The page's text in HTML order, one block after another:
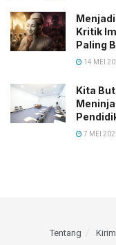
Kritik
Paling
14 MEI
Kita
7 MEI
Tentang